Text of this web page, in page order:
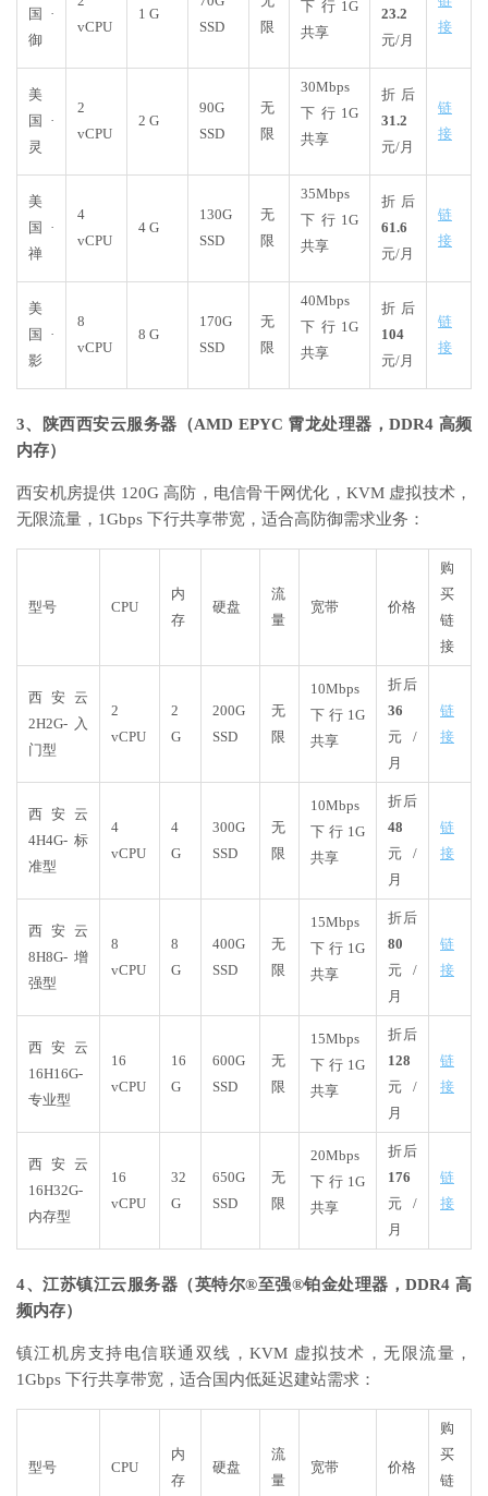
国·
御
vCPU
1 G
SSD
限
下行1G
共享
23.2
元/月
接
美
国·
灵
2
vCPU
2 G
90G
SSD
无
限
30Mbps
下行1G
共享
折后
31.2
元/月
链
接
美
国·
禅
4
vCPU
4 G
130G
SSD
无
限
35Mbps
下行1G
共享
折后
61.6
元/月
链
接
美
国·
影
8
vCPU
8 G
170G
SSD
无
限
40Mbps
下行1G
共享
折后
104
元/月
链
接
3、陕西西安云服务器（AMD EPYC 霄龙处理器，DDR4 高频
内存）
西安机房提供 120G 高防，电信骨干网优化，KVM 虚拟技术，
无限流量，1Gbps 下行共享带宽，适合高防御需求业务：
型号 CPU
内
存
硬盘
流
量
宽带 价格
购
买
链
接
西安云
2H2G-入
门型
2
vCPU
2
G
200G
SSD
无
限
10Mbps
下行1G
共享
折后
36
元/
月
链
接
西安云
4H4G-标
准型
4
vCPU
4
G
300G
SSD
无
限
10Mbps
下行1G
共享
折后
48
元/
月
链
接
西安云
8H8G-增
强型
8
vCPU
8
G
400G
SSD
无
限
15Mbps
下行1G
共享
折后
80
元/
月
链
接
西安云
16H16G-
专业型
16
vCPU
16
G
600G
SSD
无
限
15Mbps
下行1G
共享
折后
128
元/
月
链
接
西安云
16H32G-
内存型
16
vCPU
32
G
650G
SSD
无
限
20Mbps
下行1G
共享
折后
176
元/
月
链
接
4、江苏镇江云服务器（英特尔®至强®铂金处理器，DDR4 高
频内存）
镇江机房支持电信联通双线，KVM 虚拟技术，无限流量，
1Gbps 下行共享带宽，适合国内低延迟建站需求：
型号 CPU
内
存
硬盘
流
量
宽带 价格
购
买
链